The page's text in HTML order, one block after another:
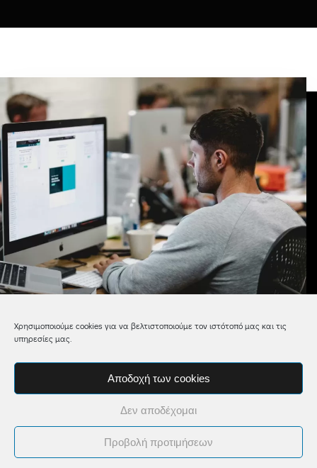
Χρησιμοποιούμε cookies για να βελτιστοποιούμε τον ιστότοπό μας και τις
υπηρεσίες μας.
Αποδοχή των cookies
Δεν αποδέχομαι
Προβολή προτιμήσεων
Διαχείριση
ιστοσελίδων
Για επιχειρήσεις που θέλουν να εστιάζουν στην ανάπτυξή